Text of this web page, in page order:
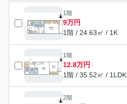
1階
9万円
1階 / 24.63㎡ / 1K
1階
12.8万円
1階 / 35.52㎡ / 1LDK
2階